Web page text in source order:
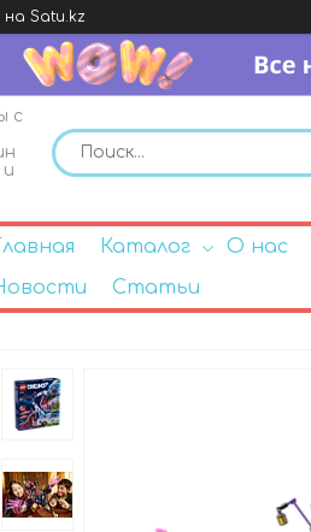
на Satu.kz
с
Каталог О нас
Статьи